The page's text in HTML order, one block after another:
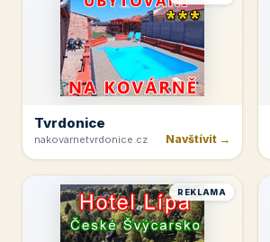
Tvrdonice
nakovarnetvrdonice.cz Navštívit →
REKLAMA